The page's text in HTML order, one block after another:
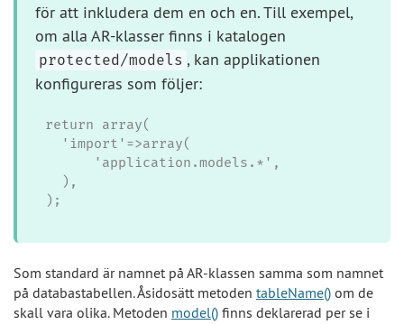
för att inkludera dem en och en. Till exempel,
om alla AR-klasser finns i katalogen
protected/models , kan applikationen
konfigureras som följer:
return array(
  'import'=>array(
      'application.models.*',
  ),
);
Som standard är namnet på AR-klassen samma som namnet
på databastabellen. Åsidosätt metoden tableName() om de
skall vara olika. Metoden model() finns deklarerad per se i